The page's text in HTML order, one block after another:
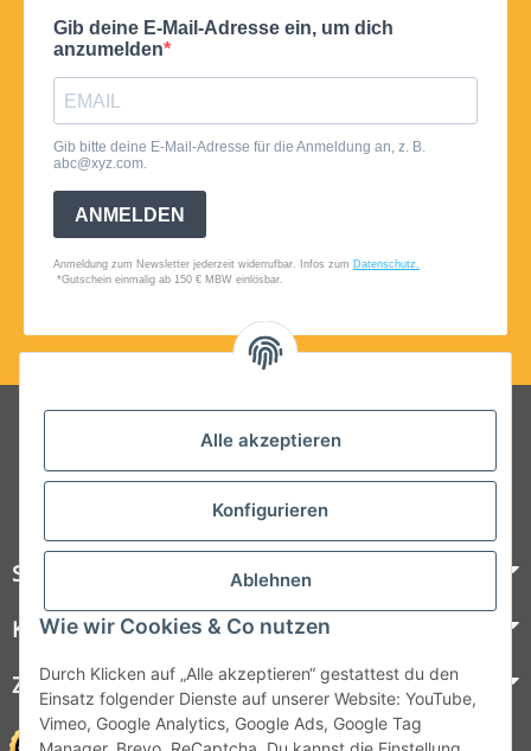
Alle akzeptieren
Konfigurieren
Ablehnen
Wie wir Cookies & Co nutzen
Durch Klicken auf „Alle akzeptieren“ gestattest du den
Einsatz folgender Dienste auf unserer Website: YouTube,
Vimeo, Google Analytics, Google Ads, Google Tag
Folgt uns auf Social Media
Steelboxx
Kundenservice
Zahlungsmöglichkeiten